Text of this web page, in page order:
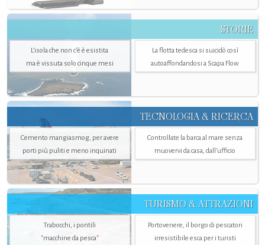
STORIE
L’isola che non c'è è esistita
ma è vissuta solo cinque mesi
La flotta tedesca si suicidò così
autoaffondandosi a Scapa Flow
TECNOLOGIA & RICERCA
Cemento mangiasmog, per avere
porti più puliti e meno inquinati
Controllate la barca al mare senza
muovervi da casa, dall’ufficio
TURISMO & ATTRAZIONI
Trabocchi, i pontili
"macchine da pesca"
Portovenere, il borgo di pescatori
irresistibile esca per i turisti